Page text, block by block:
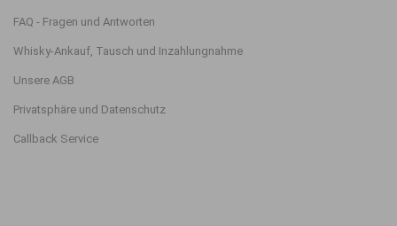
FAQ - Fragen und Antworten
Whisky-Ankauf, Tausch und Inzahlungnahme
Unsere AGB
Privatsphäre und Datenschutz
Callback Service